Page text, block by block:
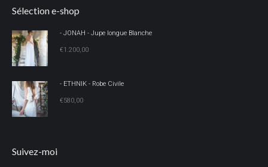
Sélection e-shop
- JONAH - Jupe longue Blanche
€1.200,00
- ETHNIK - Robe Civile
€580,00
Suivez-moi